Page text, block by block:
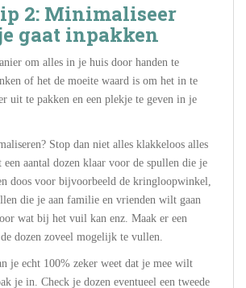
2: Minimaliseer
gaat inpakken
om alles in je huis door handen te
of het de moeite waard is om het in te
uit te pakken en een plekje te geven in je
Stop dan niet alles klakkeloos alles
een aantal dozen klaar voor de spullen die je
doos voor bijvoorbeeld de kringloopwinkel,
die je aan familie en vrienden wilt gaan
wat bij het vuil kan enz. Maak er een
dozen zoveel mogelijk te vullen.
je echt 100% zeker weet dat je mee wilt
je in. Check je dozen eventueel een tweede